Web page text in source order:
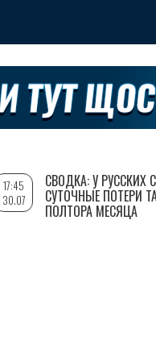
17:45
30.07
СВОДКА: У РУССКИХ
СУТОЧНЫЕ ПОТЕРИ
ПОЛТОРА МЕСЯЦА